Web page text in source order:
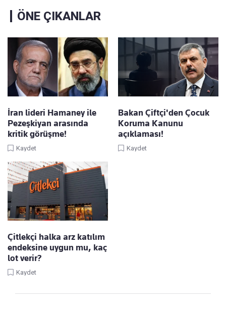
ÖNE ÇIKANLAR
İran lideri Hamaney ile
Pezeşkiyan arasında
kritik görüşme!
Kaydet
Bakan Çiftçi'den Çocuk
Koruma Kanunu
açıklaması!
Kaydet
Çitlekçi halka arz katılım
endeksine uygun mu, kaç
lot verir?
Kaydet